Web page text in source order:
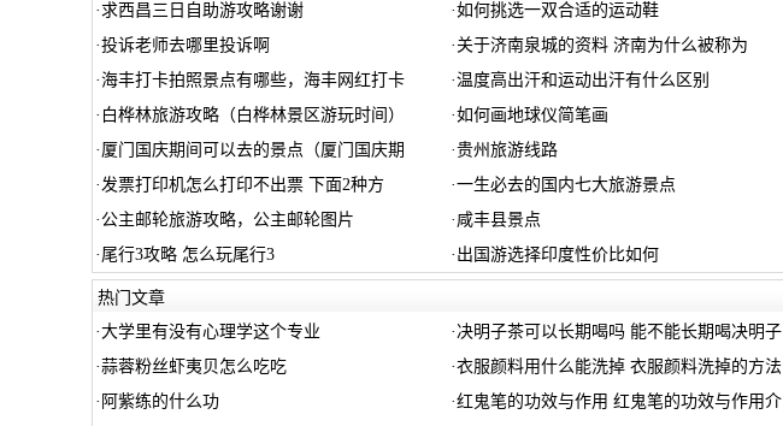
·求西昌三日自助游攻略谢谢 ·如何挑选一双合适的运动鞋
·投诉老师去哪里投诉啊 · 关于济南泉城的资料 济南为什么被称为
·海丰打卡拍照景点有哪些，海丰网红打卡 ·温度高出汗和运动出汗有什么区别
· 白桦林旅游攻略（白桦林景区游玩时间） ·如何画地球仪简笔画
· 厦门国庆期间可以去的景点（厦门国庆期 ·贵州旅游线路
·发票打印机怎么打印不出票 下面2种方 ·一生必去的国内七大旅游景点
· 公主邮轮旅游攻略，公主邮轮图片 · 咸丰县景点
· 尾行3攻略 怎么玩尾行3 · 出国游选择印度性价比如何
热门文章
·大学里有没有心理学这个专业 · 决明子茶可以长期喝吗 能不能长期喝决明子
·蒜蓉粉丝虾夷贝怎么吃吃 ·衣服颜料用什么能洗掉 衣服颜料洗掉的方法
· 阿紫练的什么功 ·红鬼笔的功效与作用 红鬼笔的功效与作用介